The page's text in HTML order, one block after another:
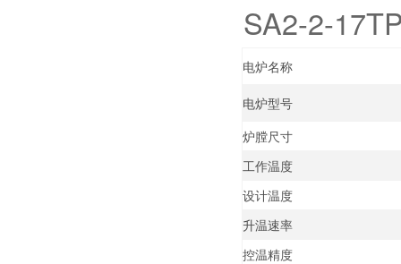
SA2-2-
电炉名称
电炉型号
炉膛尺寸
工作温度
设计温度
升温速率
控温精度